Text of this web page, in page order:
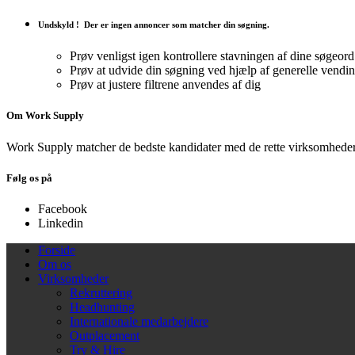
Undskyld ! Der er ingen annoncer som matcher din søgning.
Prøv venligst igen kontrollere stavningen af ​​dine søgeord
Prøv at udvide din søgning ved hjælp af generelle
Prøv at justere filtrene anvendes af dig
Om Work Supply
Work Supply matcher de bedste kandidater med de rette
Følg os på
Facebook
Linkedin
Forside
Om os
Virksomheder
Rekruttering
Headhunting
Internationale medarbejdere
Outplacement
Try & Hire